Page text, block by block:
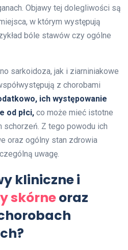
Objawy tej dolegliwości są
w którym występują
bóle stawów czy ogólne
sarkoidoza, jak i ziarniniakowe
z chorobami
ich występowanie
od płci, co może mieć istotne
schorzeń. Z tego powodu ich
oraz ogólny stan zdrowia
uwagę.
kliniczne i
skórneoraz